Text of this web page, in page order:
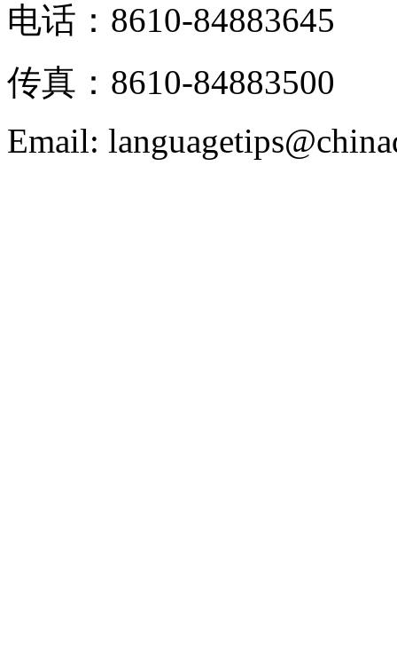
电话：8610-84883645
传真：8610-84883500
Email: